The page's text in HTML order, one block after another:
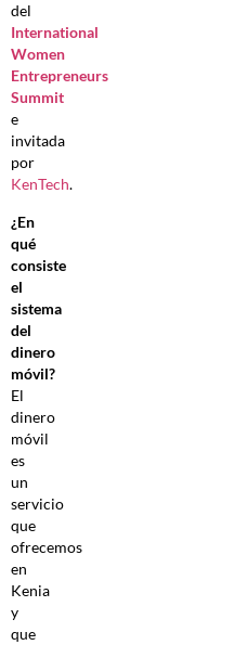
del
International
Women
Entrepreneurs
Summit
e
invitada
por
KenTech.
¿En
qué
consiste
el
sistema
del
dinero
móvil?
El
dinero
móvil
es
un
servicio
que
ofrecemos
en
Kenia
y
que